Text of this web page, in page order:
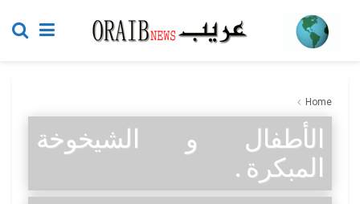
Home
الأطفال و الشيخوخة
المبكرة .